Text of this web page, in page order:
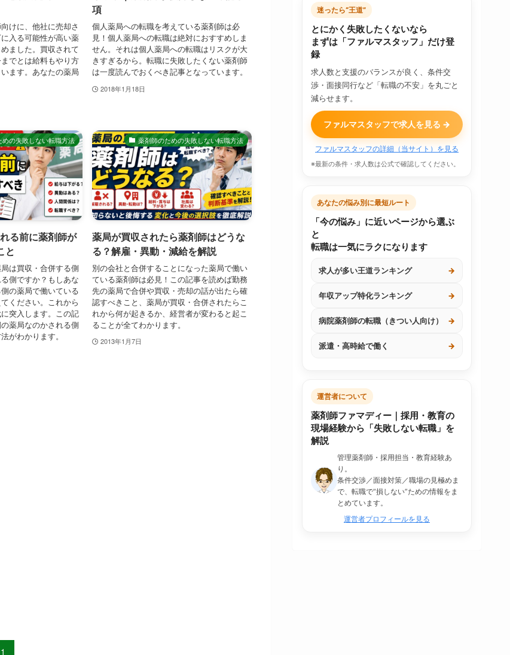
けに、他社に売却さ
入る可能性が高い薬
ました。買収されて
でとは給料もやり方
ます。あなたの薬局
項
個人薬局への転職を考えている薬剤師は必
見！個人薬局への転職は絶対におすすめしま
せん。それは個人薬局への転職はリスクが大
きすぎるから。転職に失敗したくない薬剤師
は一度読んでおくべき記事となっています。
2018年1月18日
めの失敗しない転職方法
る前に薬剤師が
と
は買収・合併する側
側ですか？もしあな
の薬局で働いている
ください。これから
突入します。この記
薬局なのかされる側
がわかります。
薬剤師のための失敗しない転職方法
薬局が買収されたら薬剤師はどうな
る？解雇・異動・減給を解説
別の会社と合併することになった薬局で働い
ている薬剤師は必見！この記事を読めば勤務
先の薬局で合併や買収・売却の話が出たら確
認すべきこと、薬局が買収・合併されたらこ
れから何が起きるか、経営者が変わると起こ
ることが全てわかります。
2013年1月7日
1
迷ったら“王道”
とにかく失敗したくないなら
まずは「ファルマスタッフ」だけ登
録
求人数と支援のバランスが良く、条件交
渉・面接同行など「転職の不安」を丸ごと
減らせます。
ファルマスタッフで求人を見る →
ファルマスタッフの詳細（当サイト）を見る
※最新の条件・求人数は公式で確認してください。
あなたの悩み別に最短ルート
「今の悩み」に近いページから選ぶ
と
転職は一気にラクになります
求人が多い王道ランキング →
年収アップ特化ランキング →
病院薬剤師の転職（きつい人向け） →
派遣・高時給で働く →
運営者について
薬剤師ファマディー｜採用・教育の
現場経験から「失敗しない転職」を
解説
管理薬剤師・採用担当・教育経験あ
り。
条件交渉／面接対策／職場の見極めま
で、転職で“損しない”ための情報をま
とめています。
運営者プロフィールを見る